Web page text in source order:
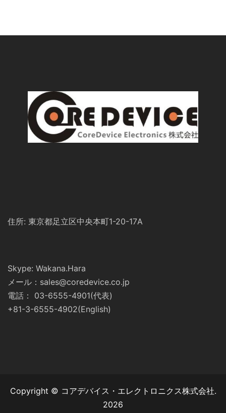
住所: 東京都足立区中央本町1-20-17A
Skype: Wakana.Hara
メール：sales@coredevice.co.jp
電話： 03-6555-4901(代表)
+81-3-6555-4902(English)
Copyright © コアデバイス・エレクトロニクス株式会社.
2026